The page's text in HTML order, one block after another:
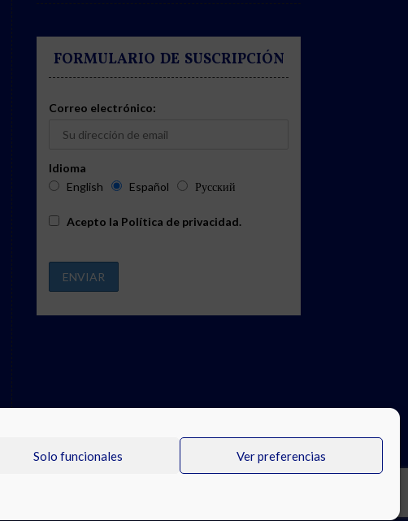
Solo funcionales Ver preferencias
FORMULARIO DE SUSCRIPCIÓN
Correo electrónico:
Idioma
English
Español Русский
Acepto la Política de privacidad.